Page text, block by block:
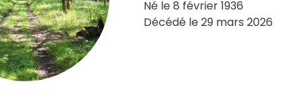
Né le 8 février 1936
Décédé le 29 mars 2026